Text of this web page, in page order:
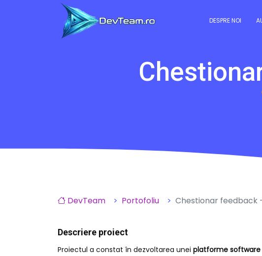
DESPRE NOI
DevTeam Portofoliu Chestionar feedback
Descriere proiect
Proiectul a constat în dezvoltarea unei platforme software